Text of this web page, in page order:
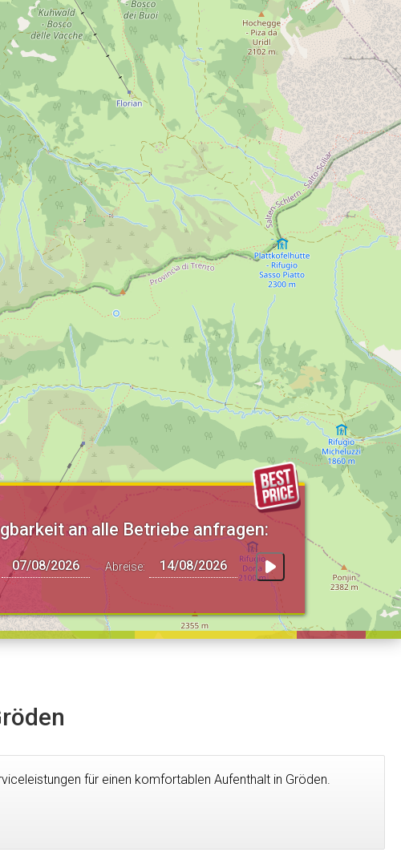
an alle Betriebe anfragen:
Abreise:
für einen komfortablen Aufenthalt in Gröden.